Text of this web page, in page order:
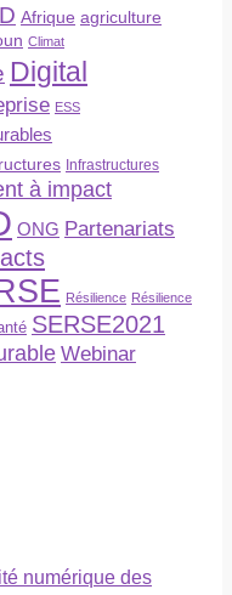
Afrique agriculture
Climat
Digital
ESS
Infrastructures
à impact
ONG Partenariats
Résilience Résilience
SERSE2021
Webinar
numérique des